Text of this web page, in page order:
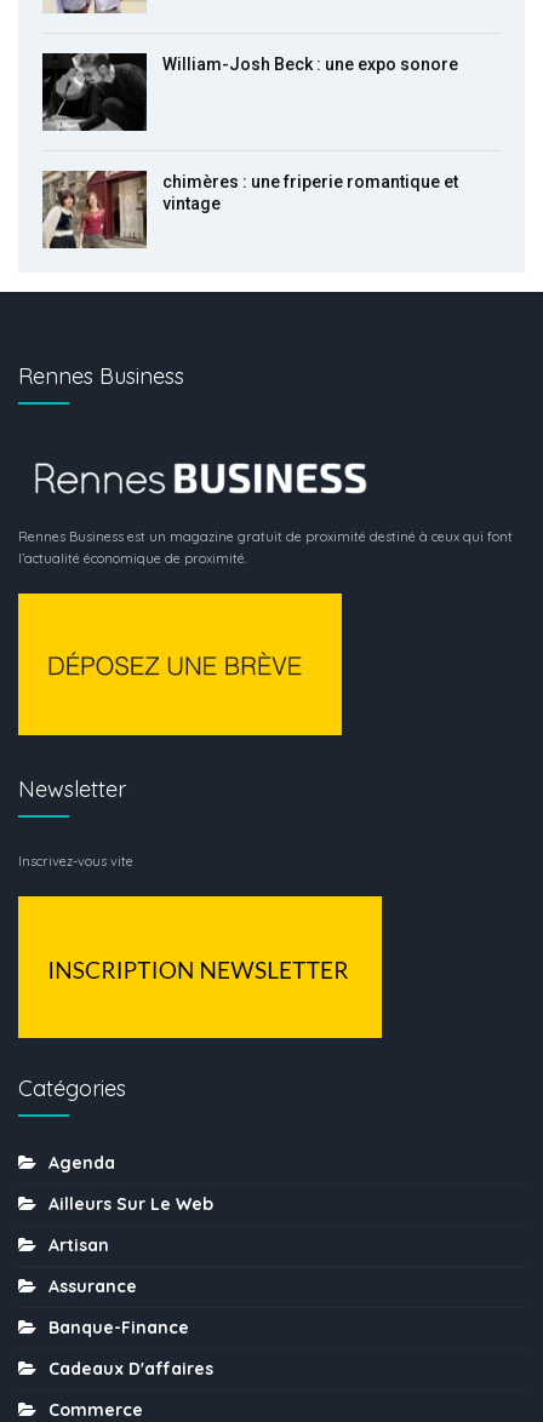
William-Josh Beck : une expo sonore
chimères : une friperie romantique et
vintage
Rennes Business
Rennes Business est un magazine gratuit de proximité destiné à ceux qui font
l’actualité économique de proximité.
Newsletter
Inscrivez-vous vite
Catégories
Agenda
Ailleurs Sur Le Web
Artisan
Assurance
Banque-Finance
Cadeaux D'affaires
Commerce